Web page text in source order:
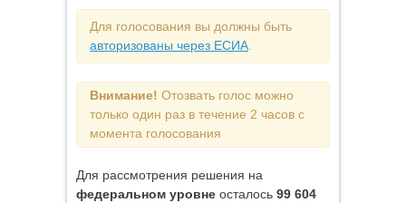
Для голосования вы должны быть
авторизованы через ЕСИА
Внимание! Отозвать голос можно
только один раз в течение 2 часов с
момента голосования
Для рассмотрения решения на
федеральном уровне осталось 99 604